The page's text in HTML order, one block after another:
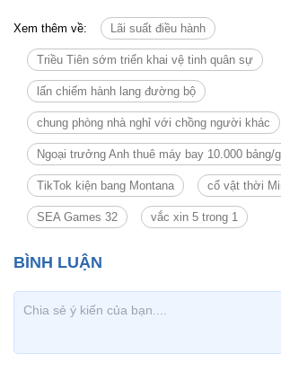
Xem thêm về: Lãi suất điều hành
Triều Tiên sớm triển khai vệ tinh quân sự
lấn chiếm hành lang đường bộ
chung phòng nhà nghỉ với chồng người khác
Ngoại trưởng Anh thuê máy bay 10.000 bảng/
TikTok kiện bang Montana cổ vật thời
SEA Games 32 vắc xin 5 trong 1